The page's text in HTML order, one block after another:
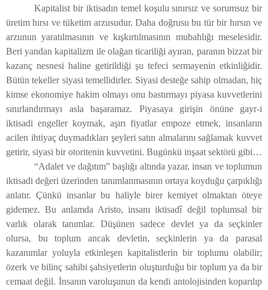
Kapitalist bir iktisadın temel koşulu sınırsız ve sorumsuz bir
üretim hırsı ve tüketim arzusudur. Daha doğrusu bu tür bir hırsın ve
arzunun yaratılmasının ve kışkırtılmasının mubahlığı meselesidir.
Beri yandan kapitalizm ile olağan ticariliği ayıran, paranın bizzat bir
kazanç nesnesi haline getirildiği şu tefeci sermayenin etkinliğidir.
Bütün tekeller siyasi temellidirler. Siyasi desteğe sahip olmadan, hiç
kimse ekonomiye hakim olmayı onu bastırmayı piyasa kuvvetlerini
sınırlandırmayı asla başaramaz. Piyasaya girişin önüne gayr-i
iktisadi engeller koymak, aşırı fiyatlar empoze etmek, insanların
acilen ihtiyaç duymadıkları şeyleri satın almalarını sağlamak kuvvet
getirir, siyasi bir otoritenin kuvvetini. Bugünkü inşaat sektörü gibi…
“Adalet ve dağıtım” başlığı altında yazar, insan ve toplumun
iktisadi değeri üzerinden tanımlanmasının ortaya koyduğu çarpıklığı
anlatır. Çünkü insanlar bu haliyle birer kemiyet olmaktan öteye
gidemez. Bu anlamda Aristo, insanı iktisadî değil toplumsal bir
varlık olarak tanımlar. Düşünen sadece devlet ya da seçkinler
olursa, bu toplum ancak devletin, seçkinlerin ya da parasal
kazanımlar yoluyla etkinleşen kapitalistlerin bir toplumu olabilir;
özerk ve bilinç sahibi şahsiyetlerin oluşturduğu bir toplum ya da bir
cemaat değil. İnsanın varoluşunun da kendi antolojisinden koparılıp